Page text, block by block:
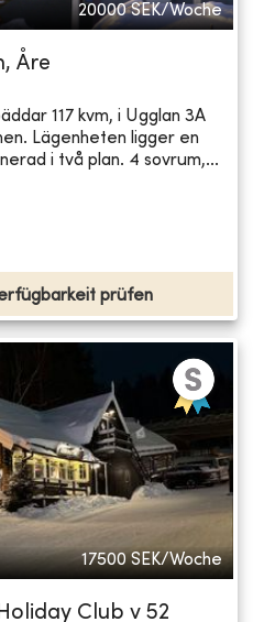
20000 SEK/Woche
Åre
117 kvm, i Ugglan 3A
Lägenheten ligger en
i två plan. 4 sovrum,...
prüfen
17500 SEK/Woche
Club v 52